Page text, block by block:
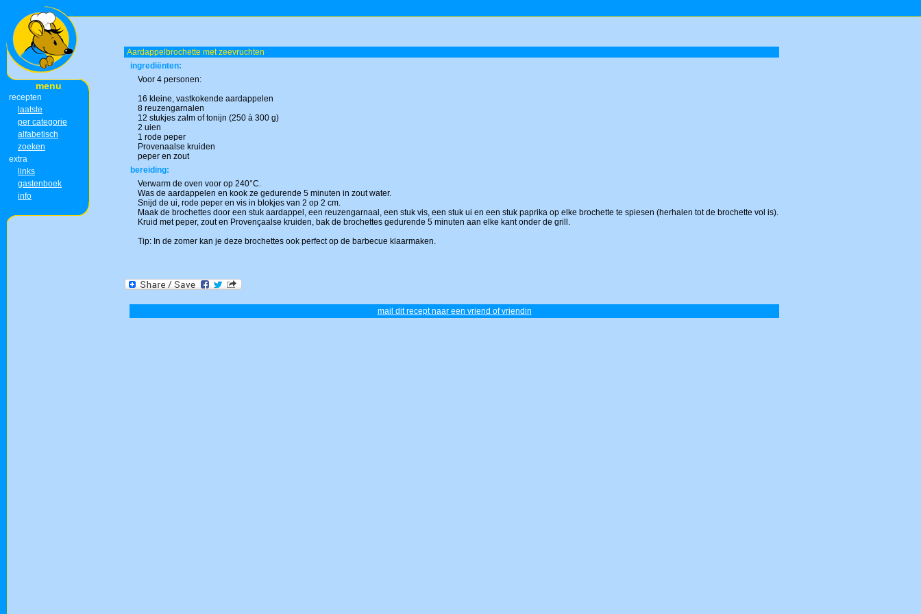
menu
recepten
laatste
per categorie
alfabetisch
zoeken
extra
links
gastenboek
info
Aardappelbrochette met zeevruchten
ingrediënten:
Voor 4 personen:
16 kleine, vastkokende aardappelen
8 reuzengarnalen
12 stukjes zalm of tonijn (250 à 300 g)
2 uien
1 rode peper
Provenaalse kruiden
peper en zout
bereiding:
Verwarm de oven voor op 240°C.
Was de aardappelen en kook ze gedurende 5 minuten in zout water.
Snijd de ui, rode peper en vis in blokjes van 2 op 2 cm.
Maak de brochettes door een stuk aardappel, een reuzengarnaal, een stuk vis, een stuk ui en een stuk paprika op elke brochette te spiesen (herhalen tot de brochette vol is).
Kruid met peper, zout en Provençaalse kruiden, bak de brochettes gedurende 5 minuten aan elke kant onder de grill.
Tip: In de zomer kan je deze brochettes ook perfect op de barbecue klaarmaken.
mail dit recept naar een vriend of vriendin